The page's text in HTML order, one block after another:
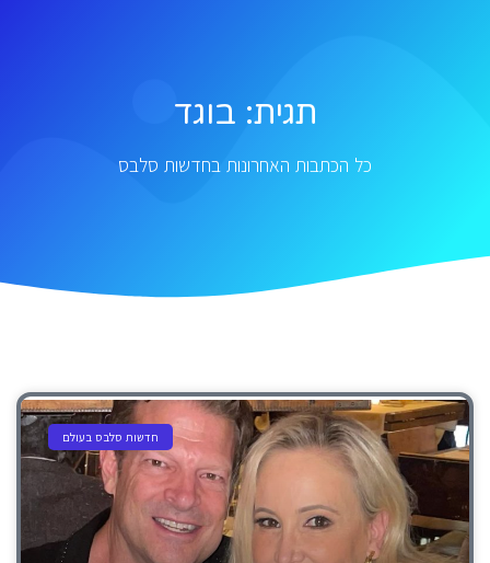
תגית: בוגד
כל הכתבות האחרונות בחדשות סלבס
חדשות סלבס בעולם